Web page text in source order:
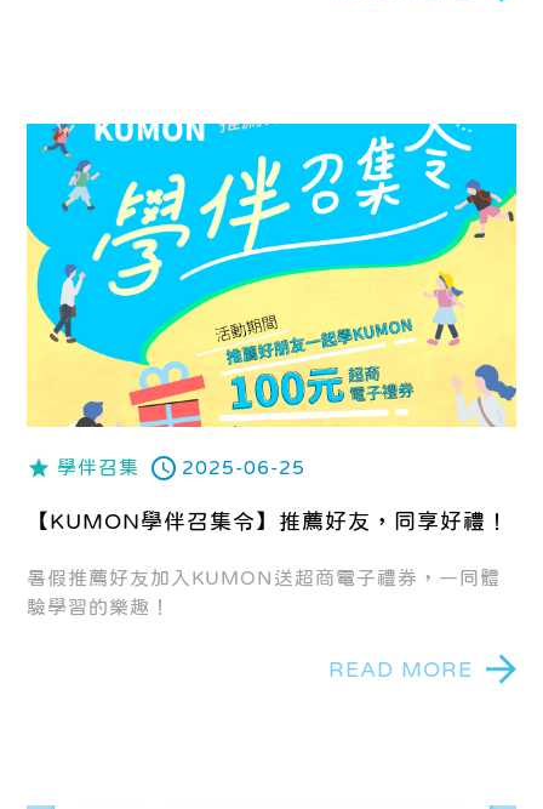
學伴召集 2025-06-25
【KUMON學伴召集令】推薦好友，同享好禮！
暑假推薦好友加入KUMON送超商電子禮券，一同體
驗學習的樂趣！
READ MORE